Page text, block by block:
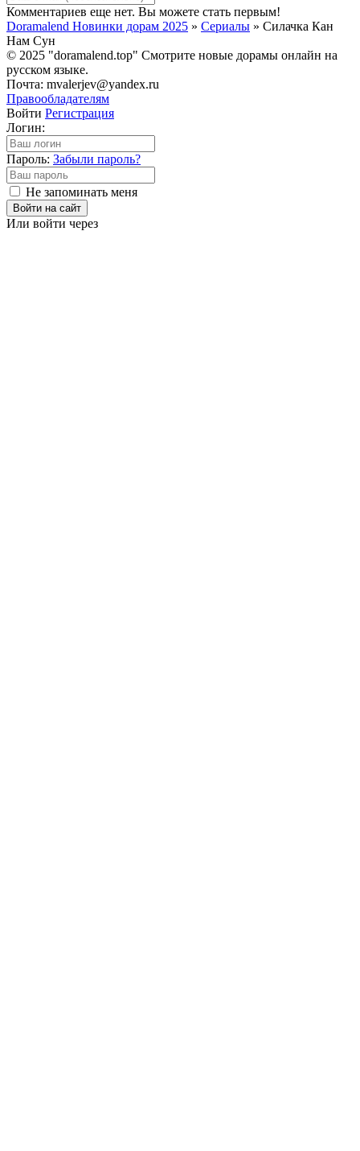
Комментариев еще нет. Вы можете стать первым!
Doramalend Новинки дорам 2025 » Сериалы » Силачка Кан
Нам Сун
© 2025 "doramalend.top" Смотрите новые дорамы онлайн на
русском языке.
Почта: mvalerjev@yandex.ru
Правообладателям
Войти Регистрация
Логин:
Пароль: Забыли пароль?
Не запоминать меня
Войти на сайт
Или войти через